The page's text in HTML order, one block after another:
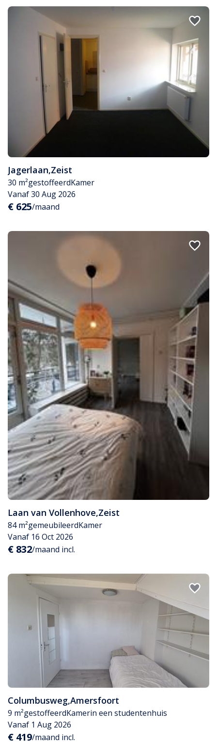
Jagerlaan,Zeist
30 m²gestoffeerdKamer
Vanaf 30 Aug 2026
€ 625/maand
Laan van Vollenhove,Zeist
84 m²gemeubileerdKamer
Vanaf 16 Oct 2026
€ 832/maand incl.
Columbusweg,Amersfoort
9 m²gestoffeerdKamerin een studentenhuis
Vanaf 1 Aug 2026
€ 419/maand incl.